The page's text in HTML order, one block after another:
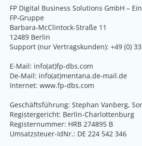
FP Digital Business Solutions GmbH –
FP-Gruppe
Barbara-McClintock-Straße 11
12489 Berlin
Support (nur Vertragskunden): +49 (0)
E-Mail: info(at)fp-dbs.com
De-Mail: info(at)mentana.de-mail.de
Internet: www.fp-dbs.com
Geschäftsführung: Stephan Vanberg,
Registergericht: Berlin-Charlottenburg
Registernummer: HRB 274895 B
Umsatzsteuer-IdNr.: DE 224 542 346